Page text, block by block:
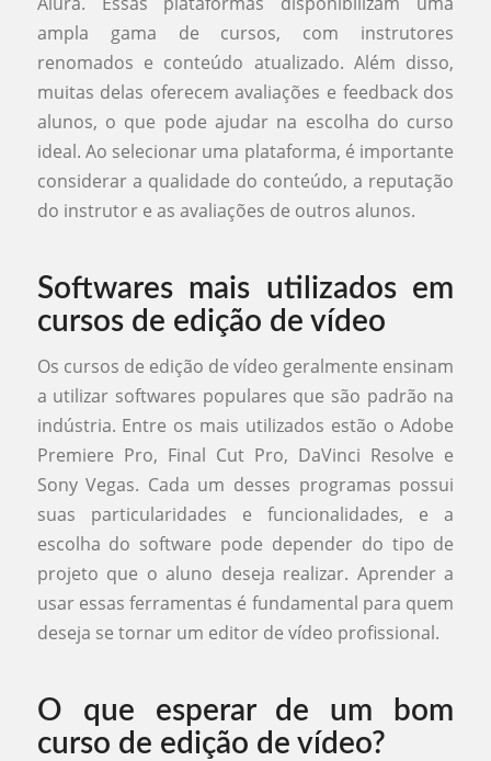
ampla gama de cursos, com instrutores
renomados e conteúdo atualizado. Além disso,
muitas delas oferecem avaliações e feedback dos
alunos, o que pode ajudar na escolha do curso
ideal. Ao selecionar uma plataforma, é importante
considerar a qualidade do conteúdo, a reputação
do instrutor e as avaliações de outros alunos.
Softwares mais utilizados em
cursos de edição de vídeo
Os cursos de edição de vídeo geralmente ensinam
a utilizar softwares populares que são padrão na
indústria. Entre os mais utilizados estão o Adobe
Premiere Pro, Final Cut Pro, DaVinci Resolve e
Sony Vegas. Cada um desses programas possui
suas particularidades e funcionalidades, e a
escolha do software pode depender do tipo de
projeto que o aluno deseja realizar. Aprender a
usar essas ferramentas é fundamental para quem
deseja se tornar um editor de vídeo profissional.
O que esperar de um bom
curso de edição de vídeo?